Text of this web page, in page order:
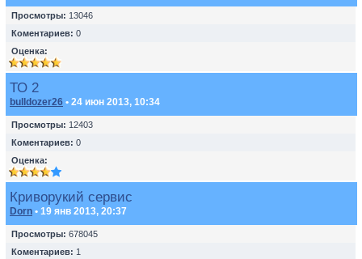
Просмотры: 13046
Коментариев: 0
Оценка:
ТО 2
bulldozer26 • 24 июн 2013, 10:34
Просмотры: 12403
Коментариев: 0
Оценка:
Криворукий сервис
Dorn • 19 янв 2013, 20:37
Просмотры: 678045
Коментариев: 1